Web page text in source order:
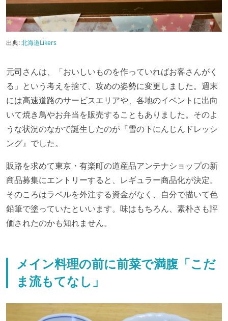
出典:北海道Likers
元司さんは、「おいしいものを作っていればお客さんがく
る」という考えを捨て、攻めの姿勢に変更しました。週末
には高速道路のサービスエリアや、各地のイベントに出向
いて焼き鳥やお弁当を販売することもありました。そのよ
うな状況のなかで誕生したのが『雪の下にんじんドレッシ
ング』でした。
販路を求めて東京・有楽町の道産品アンテナショップの新
商品募集にエントリーすると、レギュラー商品化が決定。
そのころはラベルを外注する資金がなく、自分で描いて色
鉛筆で塗っていたといいます。味はもちろん、素朴さも評
価されたのかも知れません。
メイン料理の前に前菜で満腹「こだ
ま流もてなし」